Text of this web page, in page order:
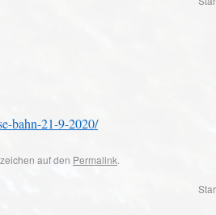
bahn-21-9-2020/
auf den Permalink.